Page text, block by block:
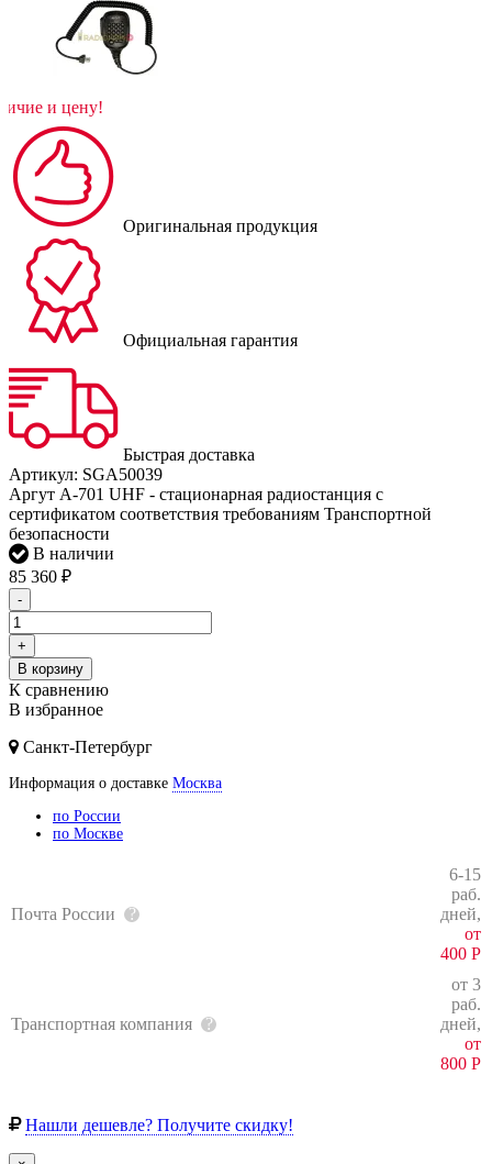
наличие и цену!
Оригинальная продукция
Официальная гарантия
Быстрая доставка
Артикул: SGA50039
Аргут A-701 UHF - стационарная радиостанция с
сертификатом соответствия требованиям Транспортной
безопасности
В наличии
85 360 ₽
-
+
В корзину
К сравнению
В избранное
Санкт-Петербург
Информация о доставке Москва
по России
по Москве
Почта России
6-15
раб.
дней,
от
400 Р
Транспортная компания
от 3
раб.
дней,
от
800 Р
Нашли дешевле? Получите скидку!